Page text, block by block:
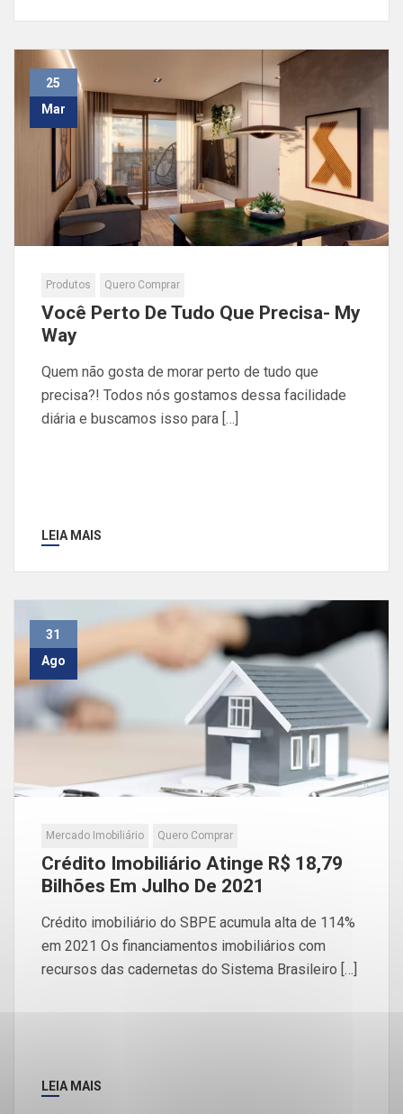
25
Mar
Produtos Quero Comprar
Você Perto De Tudo Que Precisa- My
Way
Quem não gosta de morar perto de tudo que
precisa?! Todos nós gostamos dessa facilidade
diária e buscamos isso para […]
LEIA MAIS
31
Ago
Mercado Imobiliário Quero Comprar
Crédito Imobiliário Atinge R$ 18,79
Bilhões Em Julho De 2021
Crédito imobiliário do SBPE acumula alta de 114%
em 2021 Os financiamentos imobiliários com
recursos das cadernetas do Sistema Brasileiro […]
LEIA MAIS